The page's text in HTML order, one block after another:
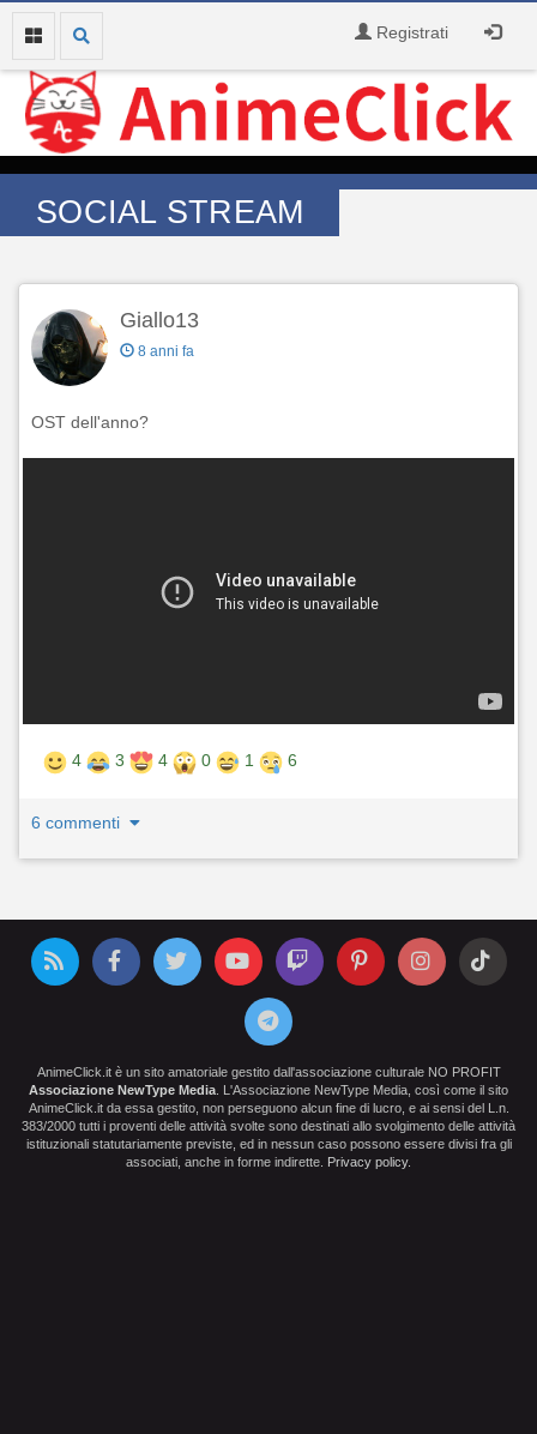
Registrati
SOCIAL STREAM
Giallo13
8 anni fa
OST dell'anno?
4 3 4 0 1 6
6 commenti
AnimeClick.it è un sito amatoriale gestito dall'associazione culturale NO PROFIT
Associazione NewType Media . L'Associazione NewType Media, così come il sito
AnimeClick.it da essa gestito, non perseguono alcun fine di lucro, e ai sensi del L.n.
383/2000 tutti i proventi delle attività svolte sono destinati allo svolgimento delle attività
istituzionali statutariamente previste, ed in nessun caso possono essere divisi fra gli
associati, anche in forme indirette. Privacy policy.